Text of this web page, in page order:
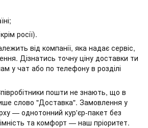
росії).
від компанії, яка надає сервіс,
Дізнатись точну ціну доставки ти
у чат або по телефону в розділі
пошти не знають, що в
слово "Доставка". Замовлення у
— однотонний кур'єр-пакет без
та комфорт — наш пріоритет.